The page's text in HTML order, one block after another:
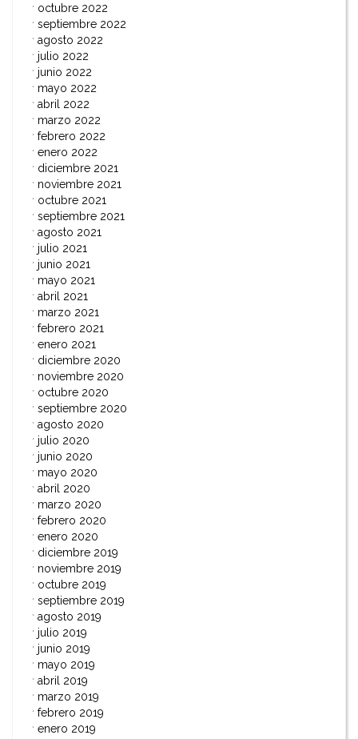
octubre 2022
septiembre 2022
agosto 2022
julio 2022
junio 2022
mayo 2022
abril 2022
marzo 2022
febrero 2022
enero 2022
diciembre 2021
noviembre 2021
octubre 2021
septiembre 2021
agosto 2021
julio 2021
junio 2021
mayo 2021
abril 2021
marzo 2021
febrero 2021
enero 2021
diciembre 2020
noviembre 2020
octubre 2020
septiembre 2020
agosto 2020
julio 2020
junio 2020
mayo 2020
abril 2020
marzo 2020
febrero 2020
enero 2020
diciembre 2019
noviembre 2019
octubre 2019
septiembre 2019
agosto 2019
julio 2019
junio 2019
mayo 2019
abril 2019
marzo 2019
febrero 2019
enero 2019